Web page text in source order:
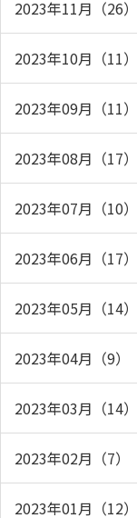
2023年11月（26）
2023年10月（11）
2023年09月（11）
2023年08月（17）
2023年07月（10）
2023年06月（17）
2023年05月（14）
2023年04月（9）
2023年03月（14）
2023年02月（7）
2023年01月（12）